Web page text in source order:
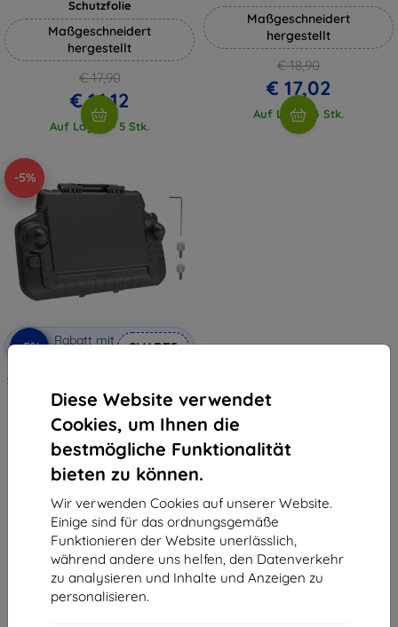
Diese Website verwendet
Cookies, um Ihnen die
bestmögliche Funktionalität
bieten zu können.
Wir verwenden Cookies auf unserer Website.
Einige sind für das ordnungsgemäße
Funktionieren der Website unerlässlich,
während andere uns helfen, den Datenverkehr
zu analysieren und Inhalte und Anzeigen zu
personalisieren.
Schutzfolie
Maßgeschneidert
hergestellt
€ 17,90
€ 16,12
Auf Lager > 5 Stk.
Maßgeschneidert
hergestellt
€ 18,90
€ 17,02
Auf Lager 4 Stk.
-5%
-5%
Rabatt mit
SMART5
Sunnylife 2 in 1 sunshade for DJI
RC Plus 2
€ 20,90
€ 19,86
Auf Lager > 5 Stk.
vom ganzen5.